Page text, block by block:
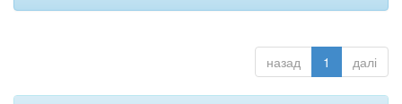
назад 1 далі